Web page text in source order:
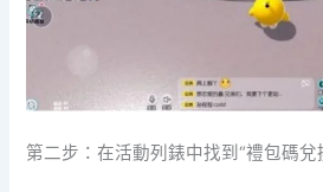
第二步：在活動列錶中找到“禮包碼